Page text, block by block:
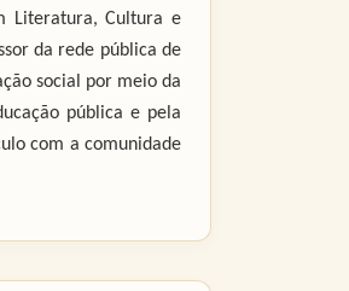
Literatura, Cultura e
da rede pública de
social por meio da
pública e pela
com a comunidade